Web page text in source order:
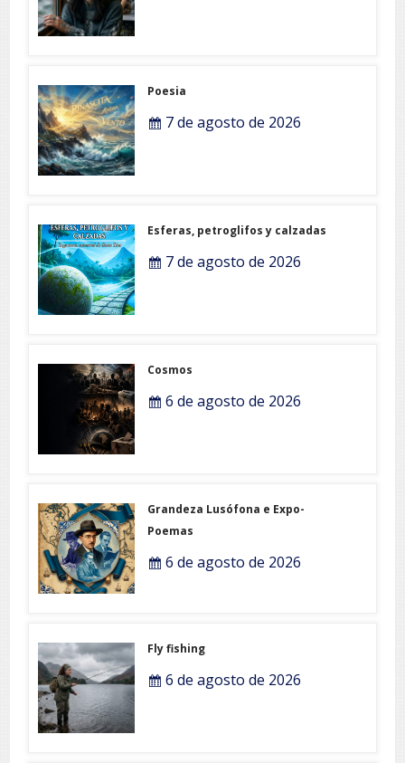
Poesia
7 de agosto de 2026
Esferas, petroglifos y calzadas
7 de agosto de 2026
Cosmos
6 de agosto de 2026
Grandeza Lusófona e Expo-
Poemas
6 de agosto de 2026
Fly fishing
6 de agosto de 2026